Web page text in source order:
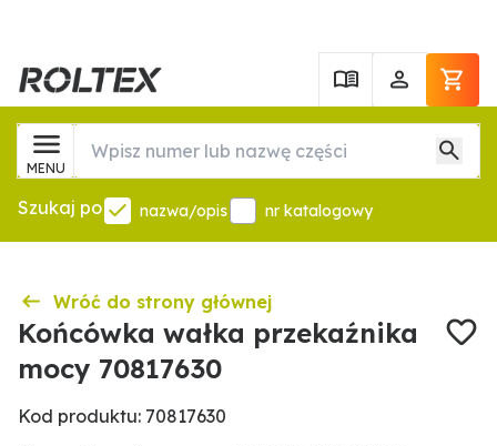
MENU
Szukaj po nazwa/opis nr katalogowy
Wróć do strony głównej
Końcówka wałka przekaźnika
mocy 70817630
Kod produktu: 70817630